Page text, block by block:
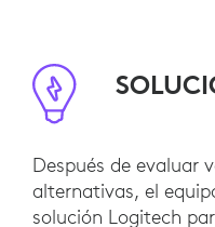
Después de evaluar
alternativas, el
solución Logitech